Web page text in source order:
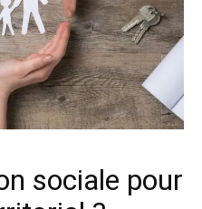
sociale pour